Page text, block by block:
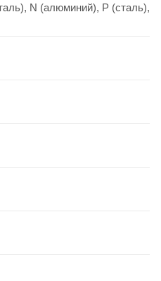
N (алюминий), P (сталь),